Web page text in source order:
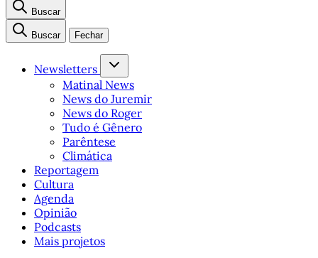
Buscar
Buscar Fechar
Newsletters
Matinal News
News do Juremir
News do Roger
Tudo é Gênero
Parêntese
Climática
Reportagem
Cultura
Agenda
Opinião
Podcasts
Mais projetos